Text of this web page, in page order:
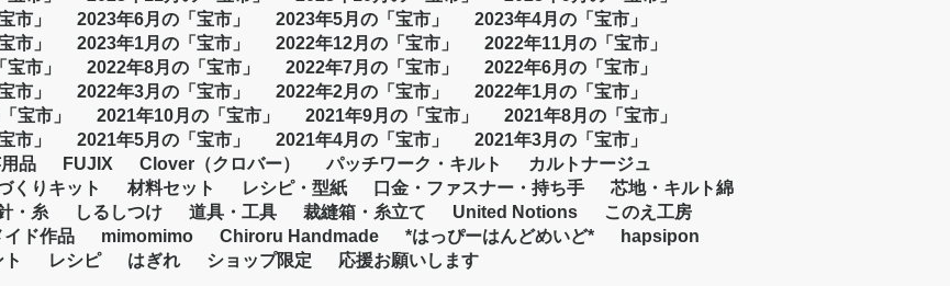
市」 2023年6月の「宝市」 2023年5月の「宝市」
2023年4月の「宝市」
市」 2023年1月の「宝市」 2022年12月の「宝市」
2022年11月の「宝市」
市」 2022年8月の「宝市」 2022年7月の「宝市」
2022年6月の「宝市」
市」 2022年3月の「宝市」 2022年2月の「宝市」
2022年1月の「宝市」
宝市」 2021年10月の「宝市」 2021年9月の「宝市」
2021年8月の「宝市」
市」 2021年5月の「宝市」 2021年4月の「宝市」
2021年3月の「宝市」
品 FUJIX Clover（クロバー） パッチワーク・キルト
カルトナージュ
くりキット 材料セット レシピ・型紙 口金・ファスナー・持ち手
芯地・キルト綿
・糸 しるしつけ 道具・工具 裁縫箱・糸立て United Notions
このえ工房
イド作品 mimomimo Chiroru Handmade *はっぴーはんどめいど*
hapsipon
レシピ はぎれ ショップ限定 応援お願いします